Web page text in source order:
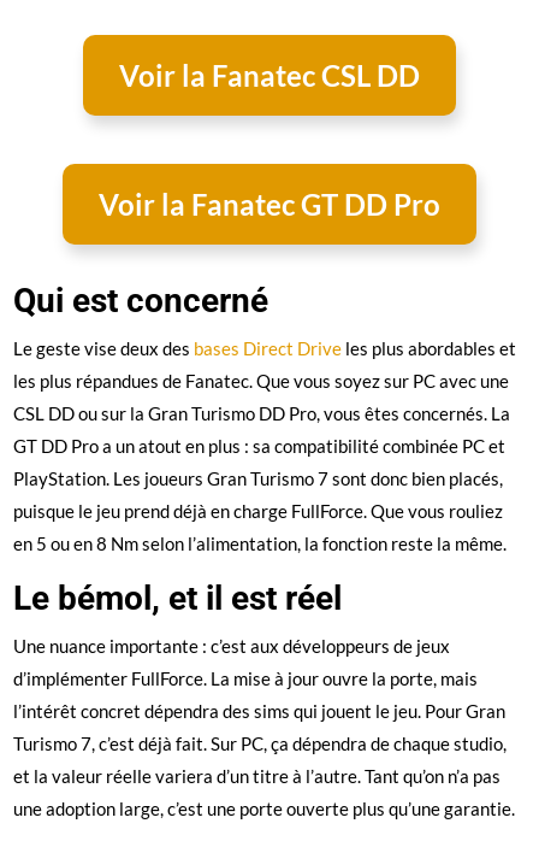
Voir la Fanatec CSL DD
Voir la Fanatec GT DD Pro
Qui est concerné
Le geste vise deux des bases Direct Drive les plus abordables et
les plus répandues de Fanatec. Que vous soyez sur PC avec une
CSL DD ou sur la Gran Turismo DD Pro, vous êtes concernés. La
GT DD Pro a un atout en plus : sa compatibilité combinée PC et
PlayStation. Les joueurs Gran Turismo 7 sont donc bien placés,
puisque le jeu prend déjà en charge FullForce. Que vous rouliez
en 5 ou en 8 Nm selon l’alimentation, la fonction reste la même.
Le bémol, et il est réel
Une nuance importante : c’est aux développeurs de jeux
d’implémenter FullForce. La mise à jour ouvre la porte, mais
l’intérêt concret dépendra des sims qui jouent le jeu. Pour Gran
Turismo 7, c’est déjà fait. Sur PC, ça dépendra de chaque studio,
et la valeur réelle variera d’un titre à l’autre. Tant qu’on n’a pas
une adoption large, c’est une porte ouverte plus qu’une garantie.